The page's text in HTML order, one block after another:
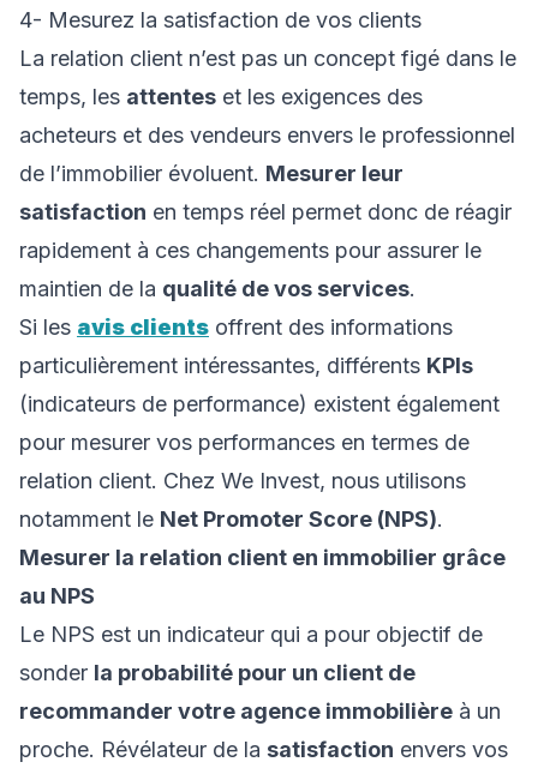
4- Mesurez la satisfaction de vos clients
La relation client n’est pas un concept figé dans le
temps, les attentes et les exigences des
acheteurs et des vendeurs envers le professionnel
de l’immobilier évoluent. Mesurer leur
satisfaction en temps réel permet donc de réagir
rapidement à ces changements pour assurer le
maintien de la qualité de vos services.
Si les avis clients offrent des informations
particulièrement intéressantes, différents KPIs
(indicateurs de performance) existent également
pour mesurer vos performances en termes de
relation client. Chez We Invest, nous utilisons
notamment le Net Promoter Score (NPS).
Mesurer la relation client en immobilier grâce
au NPS
Le NPS est un indicateur qui a pour objectif de
sonder la probabilité pour un client de
recommander votre agence immobilière à un
proche. Révélateur de la satisfaction envers vos